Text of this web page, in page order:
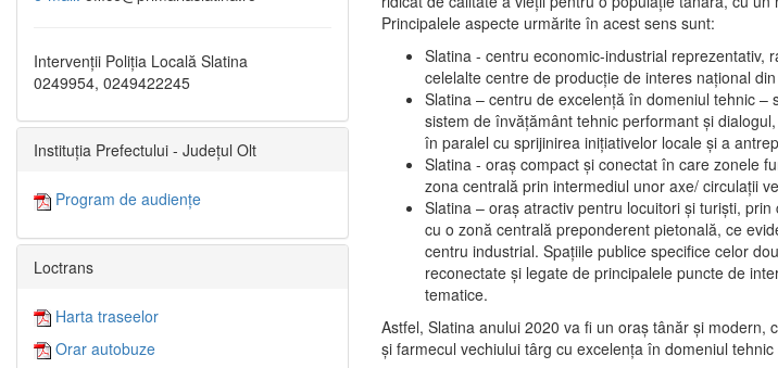
Principalele aspecte urmărite în acest sens sunt:
Slatina - centru economic-industrial reprezentativ,
celelalte centre de producţie de interes naţional
Slatina – centru de excelenţă în domeniul tehnic
sistem de învăţământ tehnic performant şi
în paralel cu sprijinirea iniţiativelor locale şi a
Slatina - oraş compact şi conectat în care zonele
zona centrală prin intermediul unor axe/ circulații
Slatina – oraş atractiv pentru locuitori şi turişti,
cu o zonă centrală preponderent pietonală, ce
centru industrial. Spaţiile publice specifice celor
reconectate şi legate de principalele puncte de
tematice.
Astfel, Slatina anului 2020 va fi un oraş tânăr şi modern,
şi farmecul vechiului târg cu excelenţa în domeniul
Intervenții Poliția Locală Slatina
0249954, 0249422245
Instituția Prefectului - Județul Olt
Program de audiențe
Loctrans
Harta traseelor
Orar autobuze